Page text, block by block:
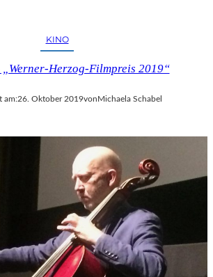
KINO
„Werner-Herzog-Filmpreis 2019“
am:26. Oktober 2019vonMichaela Schabel